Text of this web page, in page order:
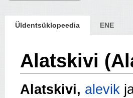
Üldentsüklopeedia ENE
Alatskivi
Alatskivi, alevik